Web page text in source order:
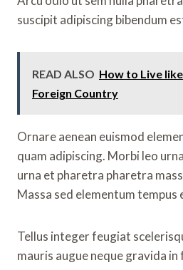
suscipit adipiscing bibendum
READ ALSO How to Live
Foreign Country
Ornare aenean euismod
quam adipiscing. Morbi leo
urna et pharetra pharetra
Massa sed elementum tempus
Tellus integer feugiat
mauris augue neque gravida